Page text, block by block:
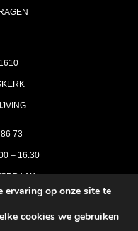
73
– 16.30
ervaring op onze site te
cookies we gebruiken